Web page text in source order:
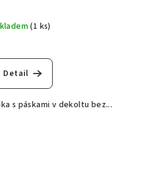
(1 ks)
Detail
s páskami v dekoltu bez...